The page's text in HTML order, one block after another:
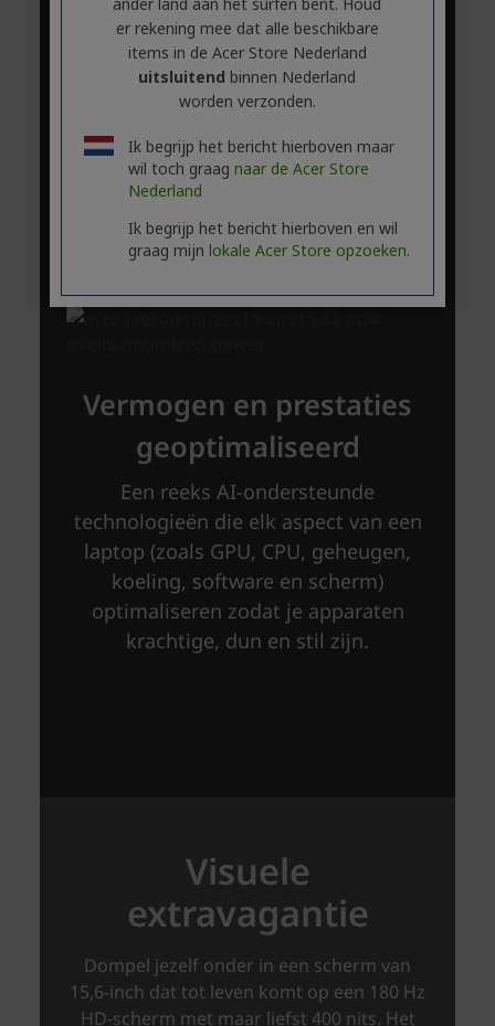
er rekening mee dat alle beschikbare
items in de Acer Store Nederland
uitsluitend binnen Nederland
worden verzonden.
Ik begrijp het bericht hierboven maar
wil toch graag naar de Acer Store
Nederland
Ik begrijp het bericht hierboven en wil
graag mijn lokale Acer Store opzoeken.